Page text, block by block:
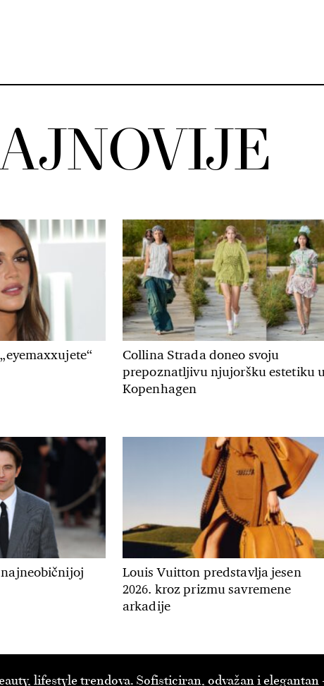
Collina Strada doneo svoju
prepoznatljivu njujoršku estetiku
Kopenhagen
Louis Vuitton predstavlja jesen
2026. kroz prizmu savremene
arkadije
lifestyle trendova. Sofisticiran, odvažan i elegantan